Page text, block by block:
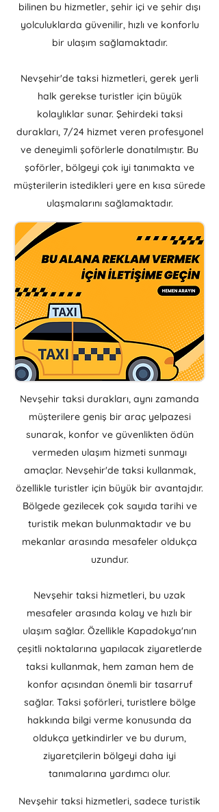
bilinen bu hizmetler, şehir içi ve şehir dışı
yolculuklarda güvenilir, hızlı ve konforlu
bir ulaşım sağlamaktadır.
Nevşehir'de taksi hizmetleri, gerek yerli
halk gerekse turistler için büyük
kolaylıklar sunar. Şehirdeki taksi
durakları, 7/24 hizmet veren profesyonel
ve deneyimli şoförlerle donatılmıştır. Bu
şoförler, bölgeyi çok iyi tanımakta ve
müşterilerin istedikleri yere en kısa sürede
ulaşmalarını sağlamaktadır.
Nevşehir taksi durakları, aynı zamanda
müşterilere geniş bir araç yelpazesi
sunarak, konfor ve güvenlikten ödün
vermeden ulaşım hizmeti sunmayı
amaçlar. Nevşehir'de taksi kullanmak,
özellikle turistler için büyük bir avantajdır.
Bölgede gezilecek çok sayıda tarihi ve
turistik mekan bulunmaktadır ve bu
mekanlar arasında mesafeler oldukça
uzundur.
Nevşehir taksi hizmetleri, bu uzak
mesafeler arasında kolay ve hızlı bir
ulaşım sağlar. Özellikle Kapadokya'nın
çeşitli noktalarına yapılacak ziyaretlerde
taksi kullanmak, hem zaman hem de
konfor açısından önemli bir tasarruf
sağlar. Taksi şoförleri, turistlere bölge
hakkında bilgi verme konusunda da
oldukça yetkindirler ve bu durum,
ziyaretçilerin bölgeyi daha iyi
tanımalarına yardımcı olur.
Nevşehir taksi hizmetleri, sadece turistik